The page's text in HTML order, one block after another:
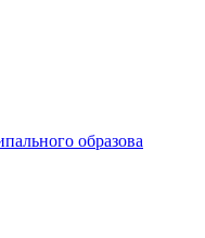
образова